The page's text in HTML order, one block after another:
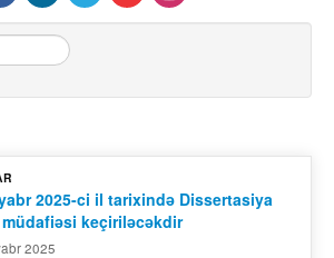
2025-ci il tarixində Dissertasiya
keçiriləcəkdir
2025